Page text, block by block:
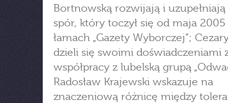
Bortnowską rozwijają i
spór, który toczył się od maja
łamach „Gazety Wyborczej”;
dzieli się swoimi doświadczeniami
współpracy z lubelską grupą
Radosław Krajewski wskazuje na
znaczeniową różnicę między